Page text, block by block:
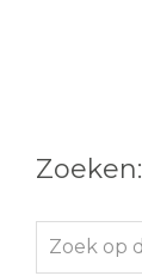
Zoeken:
Zoek
op